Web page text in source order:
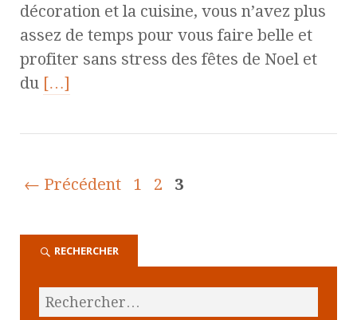
décoration et la cuisine, vous n’avez plus
assez de temps pour vous faire belle et
profiter sans stress des fêtes de Noel et
du […]
← Précédent 1 2 3
RECHERCHER